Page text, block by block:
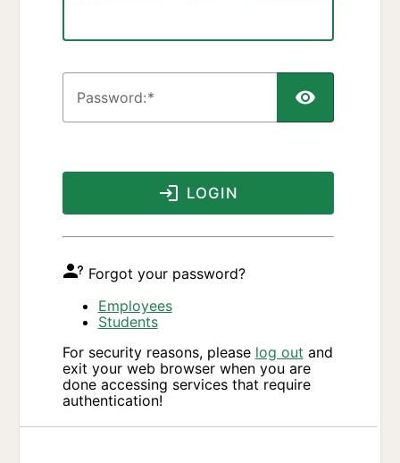
Password:
LOGIN
Forgot your password?
Employees
Students
For security reasons, please log out and
exit your web browser when you are
done accessing services that require
authentication!